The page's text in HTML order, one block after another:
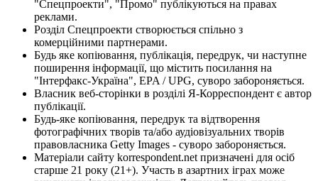
"Спецпроекти", "Промо" публікуються на правах
реклами.
Розділ Спецпроекти створюється спільно з
комерційними партнерами.
Будь яке копіювання, публікація, передрук, чи наступне
поширення інформації, що містить посилання на
"Інтерфакс-Україна", EPA / UPG, суворо забороняється.
Власник веб-сторінки в розділі Я-Корреспондент є автор
публікації.
Будь-яке копіювання, передрук та відтворення
фотографічних творів та/або аудіовізуальних творів
правовласника Getty Images - суворо забороняється.
Матеріали сайту korrespondent.net призначені для осіб
старше 21 року (21+). Участь в азартних іграх може